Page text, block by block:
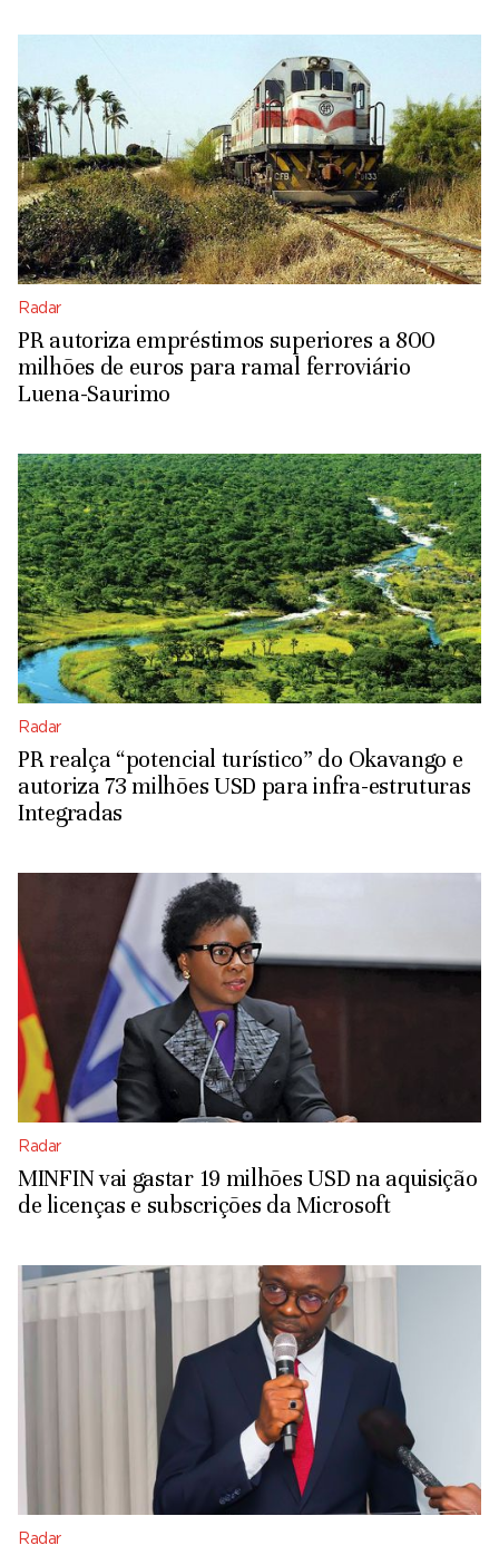
Radar
PR autoriza empréstimos superiores a 800
milhões de euros para ramal ferroviário
Luena-Saurimo
Radar
PR realça “potencial turístico” do Okavango e
autoriza 73 milhões USD para infra-estruturas
Integradas
Radar
MINFIN vai gastar 19 milhões USD na aquisição
de licenças e subscrições da Microsoft
Radar